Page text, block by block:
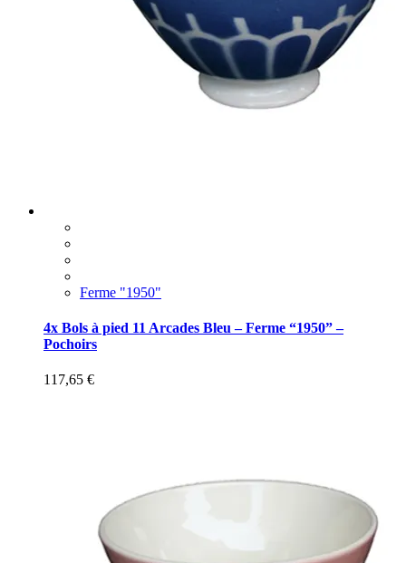
Ferme "1950"
4x Bols à pied 11 Arcades Bleu – Ferme “1950” –
Pochoirs
117,65 €